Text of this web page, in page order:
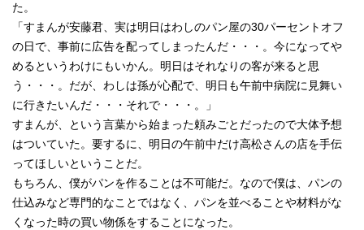
た。
「すまんが安藤君、実は明日はわしのパン屋の30パーセントオフ
の日で、事前に広告を配ってしまったんだ・・・。今になってや
めるというわけにもいかん。明日はそれなりの客が来ると思
う・・・。だが、わしは孫が心配で、明日も午前中病院に見舞い
に行きたいんだ・・・それで・・・。」
すまんが、という言葉から始まった頼みごとだったので大体予想
はついていた。要するに、明日の午前中だけ高松さんの店を手伝
ってほしいということだ。
もちろん、僕がパンを作ることは不可能だ。なので僕は、パンの
仕込みなど専門的なことではなく、パンを並べることや材料がな
くなった時の買い物係をすることになった。